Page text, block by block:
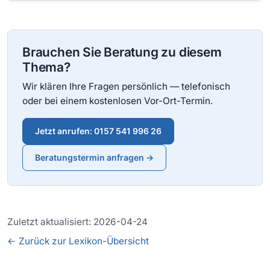
Brauchen Sie Beratung zu diesem
Thema?
Wir klären Ihre Fragen persönlich — telefonisch
oder bei einem kostenlosen Vor-Ort-Termin.
Jetzt anrufen: 0157 541 996 26
Beratungstermin anfragen →
Zuletzt aktualisiert: 2026-04-24
← Zurück zur Lexikon-Übersicht